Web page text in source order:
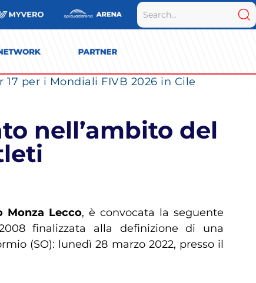
per i Mondiali FIVB 2026 in Cile
nell’ambito del
Monza Lecco, è convocata la seguente
finalizzata alla definizione di una
(SO): lunedì 28 marzo 2022, presso il